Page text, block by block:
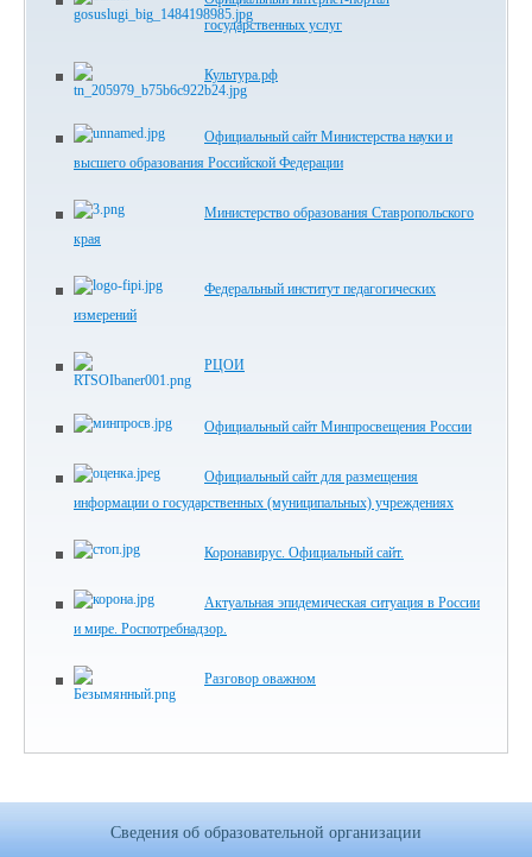
государственных услуг
Культура.рф
Официальный сайт Министерства науки и
высшего образования Российской Федерации
Министерство образования Ставропольского
края
Федеральный институт педагогических
измерений
РЦОИ
Официальный сайт Минпросвещения России
Официальный сайт для размещения
информации о государственных (муниципальных) учреждениях
Коронавирус. Официальный сайт.
Актуальная эпидемическая ситуация в России
и мире. Роспотребнадзор.
Разговор оважном
Сведения об образовательной организации